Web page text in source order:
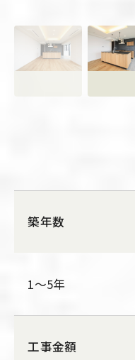
築年数
1～5年
工事金額